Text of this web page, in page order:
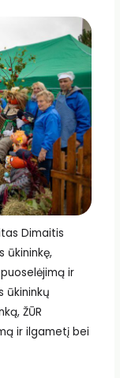
Dimaitis
ūkininkę,
ir
ūkininkų
ŽŪR
ir ilgametį bei